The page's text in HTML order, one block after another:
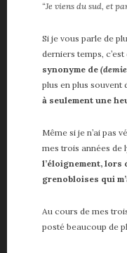
“Je viens du sud, et
Si je vous parle de
derniers temps,
synonyme de
plus en plus souvent
à seulement une
Même si je n’ai pas
mes trois années de
l’éloignement, lors
grenobloises qui
Au cours de mes
posté beaucoup de